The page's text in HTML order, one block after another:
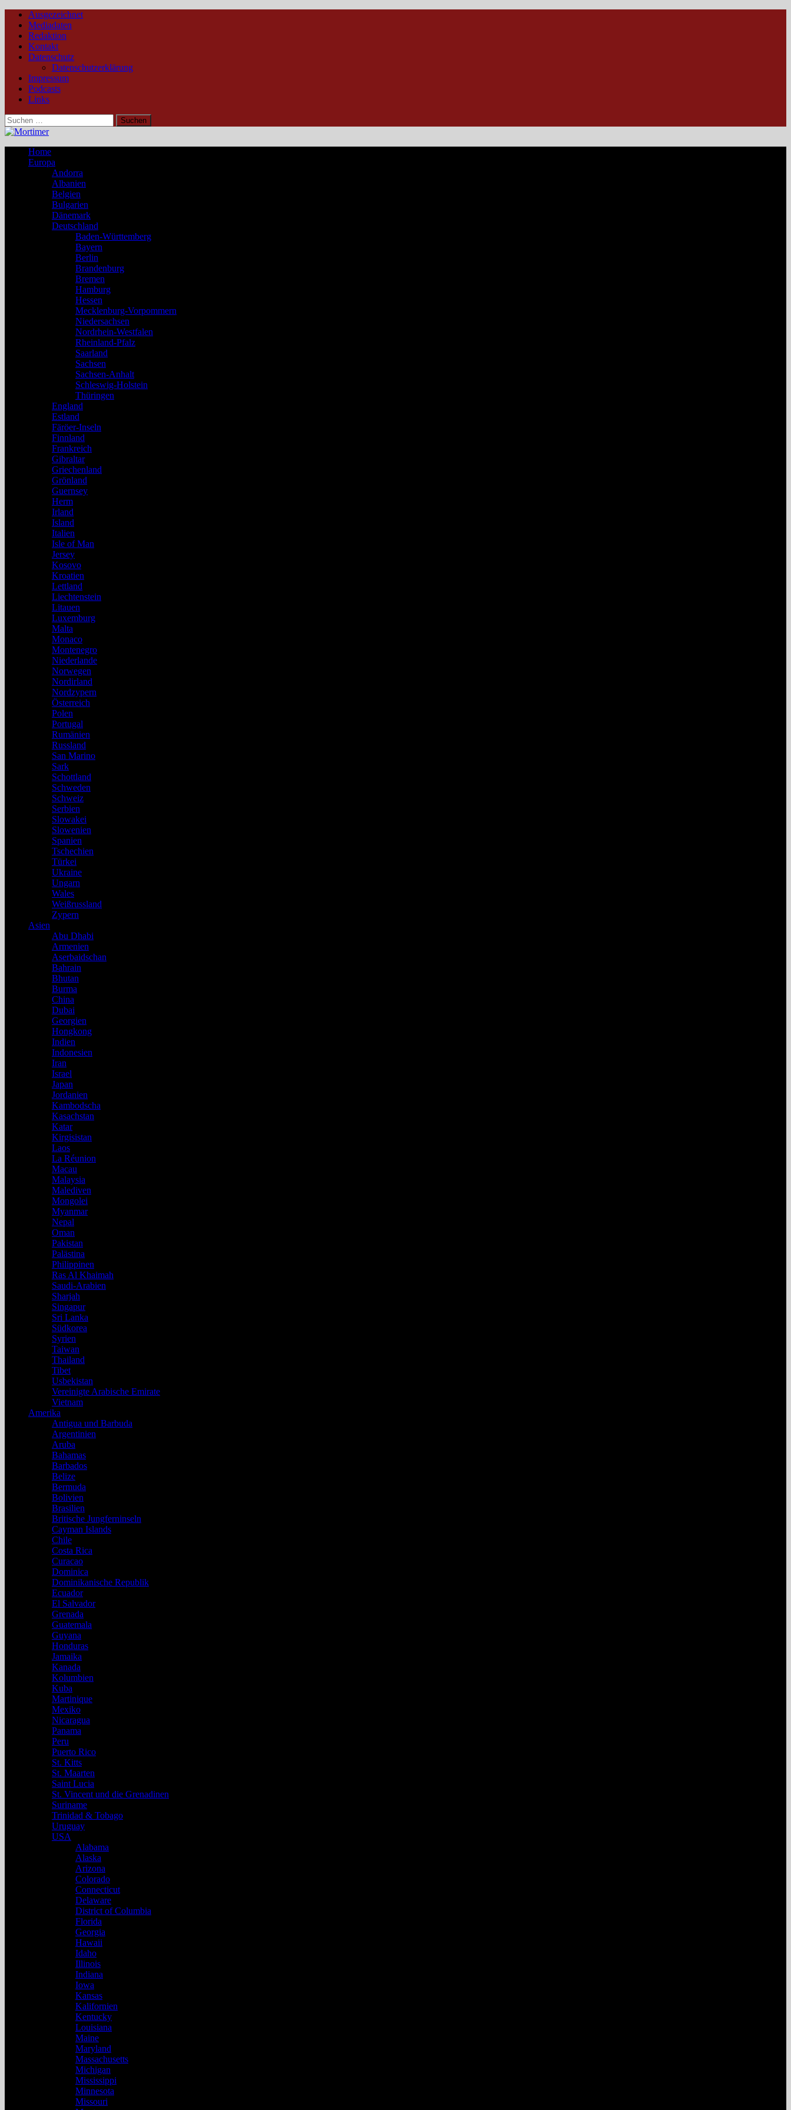
Ausgezeichnet
Mediadaten
Redaktion
Kontakt
Datenschutz
Datenschutzerklärung
Impressum
Podcasts
Links
Suchen
nach:
Home
Europa
Andorra
Albanien
Belgien
Bulgarien
Dänemark
Deutschland
Baden-Württemberg
Bayern
Berlin
Brandenburg
Bremen
Hamburg
Hessen
Mecklenburg-Vorpommern
Niedersachsen
Nordrhein-Westfalen
Rheinland-Pfalz
Saarland
Sachsen
Sachsen-Anhalt
Schleswig-Holstein
Thüringen
England
Estland
Färöer-Inseln
Finnland
Frankreich
Gibraltar
Griechenland
Grönland
Guernsey
Herm
Irland
Island
Italien
Isle of Man
Jersey
Kosovo
Kroatien
Lettland
Liechtenstein
Litauen
Luxemburg
Malta
Monaco
Montenegro
Niederlande
Norwegen
Nordirland
Nordzypern
Österreich
Polen
Portugal
Rumänien
Russland
San Marino
Sark
Schottland
Schweden
Schweiz
Serbien
Slowakei
Slowenien
Spanien
Tschechien
Türkei
Ukraine
Ungarn
Wales
Weißrussland
Zypern
Asien
Abu Dhabi
Armenien
Aserbaidschan
Bahrain
Bhutan
Burma
China
Dubai
Georgien
Hongkong
Indien
Indonesien
Iran
Israel
Japan
Jordanien
Kambodscha
Kasachstan
Katar
Kirgisistan
Laos
La Réunion
Macau
Malaysia
Malediven
Mongolei
Myanmar
Nepal
Oman
Pakistan
Palästina
Philippinen
Ras Al Khaimah
Saudi-Arabien
Sharjah
Singapur
Sri Lanka
Südkorea
Syrien
Taiwan
Thailand
Tibet
Usbekistan
Vereinigte Arabische Emirate
Vietnam
Amerika
Antigua und Barbuda
Argentinien
Aruba
Bahamas
Barbados
Belize
Bermuda
Bolivien
Brasilien
Britische Jungferninseln
Cayman Islands
Chile
Costa Rica
Curacao
Dominica
Dominikanische Republik
Ecuador
El Salvador
Grenada
Guatemala
Guyana
Honduras
Jamaika
Kanada
Kolumbien
Kuba
Martinique
Mexiko
Nicaragua
Panama
Peru
Puerto Rico
St. Kitts
St. Maarten
Saint Lucia
St. Vincent und die Grenadinen
Suriname
Trinidad & Tobago
Uruguay
USA
Alabama
Alaska
Arizona
Colorado
Connecticut
Delaware
District of Columbia
Florida
Georgia
Hawaii
Idaho
Illinois
Indiana
Iowa
Kansas
Kalifornien
Kentucky
Louisiana
Maine
Maryland
Massachusetts
Michigan
Mississippi
Minnesota
Missouri